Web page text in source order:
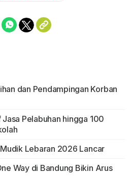
dan Pendampingan Korban
Pelabuhan hingga 100
Lebaran 2026 Lancar
Way di Bandung Bikin Arus